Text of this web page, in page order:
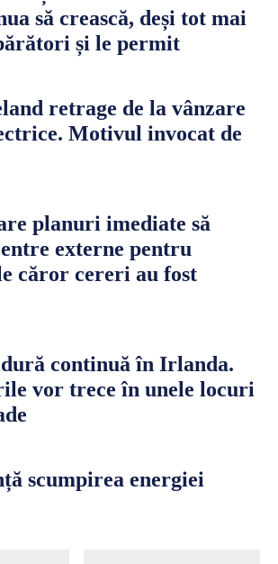
să crească, deși tot mai
și le permit
retrage de la vânzare
Motivul invocat de
planuri imediate să
externe pentru
căror cereri au fost
continuă în Irlanda.
vor trece în unele locuri
scumpirea energiei